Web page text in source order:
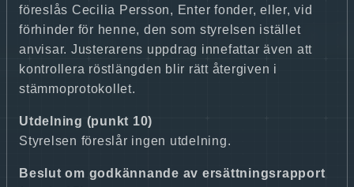
föreslås Cecilia Persson, Enter fonder, eller, vid
förhinder för henne, den som styrelsen istället
anvisar. Justerarens uppdrag innefattar även att
kontrollera röstlängden blir rätt återgiven i
stämmoprotokollet.
Utdelning (punkt 10)
Styrelsen föreslår ingen utdelning.
Beslut om godkännande av ersättningsrapport